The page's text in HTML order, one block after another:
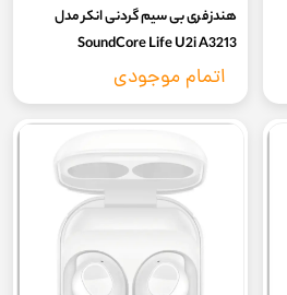
هندزفری بی سیم گردنی انکر مدل
SoundCore Life U2i A3213
اتمام موجودی